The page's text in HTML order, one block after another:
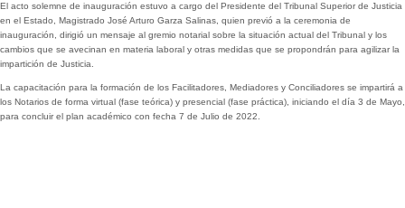
El acto solemne de inauguración estuvo a cargo del Presidente del Tribunal Superior de Justicia
en el Estado, Magistrado José Arturo Garza Salinas, quien previó a la ceremonia de
inauguración, dirigió un mensaje al gremio notarial sobre la situación actual del Tribunal y los
cambios que se avecinan en materia laboral y otras medidas que se propondrán para agilizar la
impartición de Justicia.
La capacitación para la formación de los Facilitadores, Mediadores y Conciliadores se impartirá a
los Notarios de forma virtual (fase teórica) y presencial (fase práctica), iniciando el día 3 de Mayo,
para concluir el plan académico con fecha 7 de Julio de 2022.